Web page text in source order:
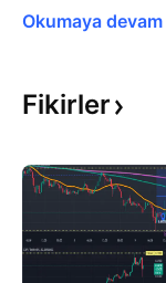
Okumaya devam
Fikirler